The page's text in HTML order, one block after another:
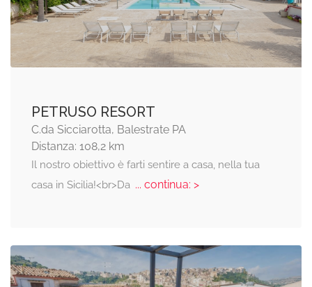
PETRUSO RESORT
C.da Sicciarotta, Balestrate PA
Distanza: 108,2 km
Il nostro obiettivo è farti sentire a casa, nella tua
casa in Sicilia!<br>Da ... continua: >